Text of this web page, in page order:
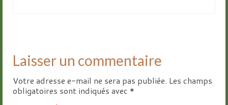
Laisser un commentaire
Votre adresse e-mail ne sera pas publiée. Les champs
obligatoires sont indiqués avec *